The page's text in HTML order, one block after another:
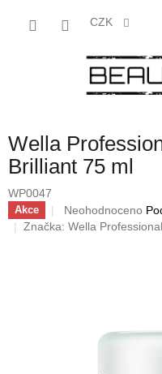
CZK
Wella
Brilliant 75 ml
WP0047
Akce
Průměrné
hodnocení
Neohodnoceno
Značka: Wella